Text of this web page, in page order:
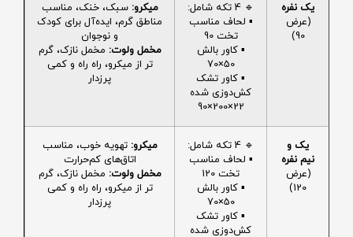
یک نفره
(عرض
90)
🔹 4 تکه شامل:
▪️ لحاف مناسب
تخت 90
▪️ کاور بالش
50×70
▪️ کاور تشک
کش‌دوزی شده
22×200×90
میکرو: سبک، خنک، مناسب
مناطق گرم، ایده‌آل برای کودک
و نوجوان
مخمل ولوت: مخمل نازک، گرم
تر از میکرو، راه راه و کمی
پرزدار
یک و
نیم نفره
(عرض
120)
🔹 4 تکه شامل:
▪️ لحاف مناسب
تخت 120
▪️ کاور بالش
50×70
▪️ کاور تشک
کش‌دوزی شده
میکرو: تهویه خوب، مناسب
اتاق‌های کم‌حرارت
مخمل ولوت: مخمل نازک، گرم
تر از میکرو، راه راه و کمی
پرزدار